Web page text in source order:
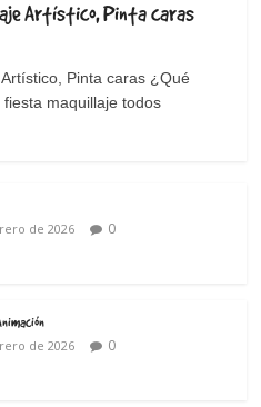
Artístico, Pinta caras
Pinta caras ¿Qué
maquillaje todos
de 2026 0
de 2026 0